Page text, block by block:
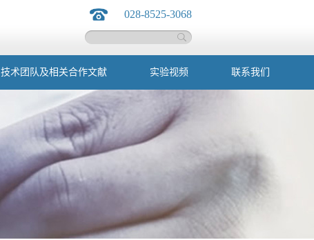
028-8525-3068
技术团队及相关合作文献 实验视频 联系我们